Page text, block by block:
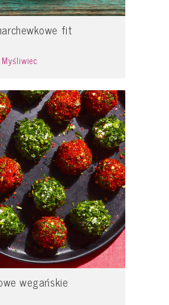
fit
wegańskie